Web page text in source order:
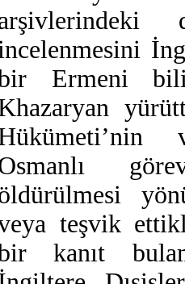
Ermeni
teşvik
kanıt